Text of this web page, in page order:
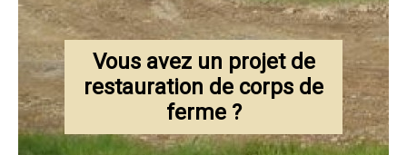
Vous avez un projet de
restauration de corps de
ferme ?